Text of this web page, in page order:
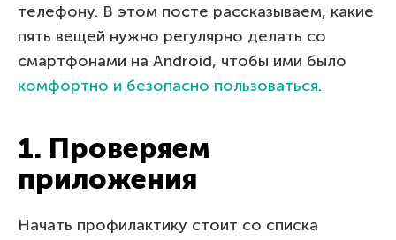
телефону. В этом посте рассказываем, какие
пять вещей нужно регулярно делать со
смартфонами на Android, чтобы ими было
комфортно и безопасно пользоваться.
1. Проверяем
приложения
Начать профилактику стоит со списка